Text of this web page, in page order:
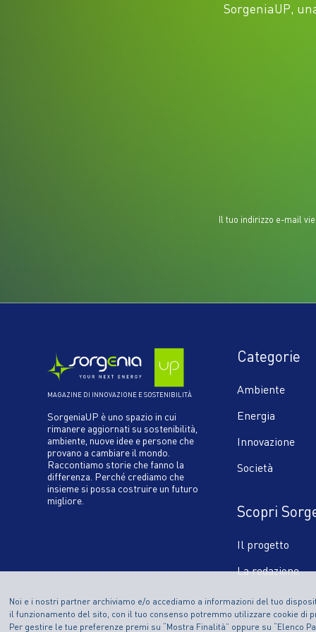
Noi e i nostri partner archiviamo e/o accediamo a informazioni del tuo
il funzionamento del sito, con il tuo consenso potremmo utilizzare cookie
Per gestire le tue preferenze premi su “Mostra Finalità” oppure su “Elenco
SorgeniaUP,
Il tuo indirizzo e-mail
MAGAZINE DI INNOVAZIONE E SOSTENIBILITÀ
SorgeniaUP è uno spazio in cui
rimanere aggiornati su sostenibilità,
ambiente, nuove idee e persone che
provano a cambiare il mondo.
Raccontiamo storie che fanno la
differenza. Perché crediamo che
insieme si possa costruire un futuro
migliore.
Categorie
Ambiente
Energia
Innovazione
Società
Scopri
Il progetto
La redazione